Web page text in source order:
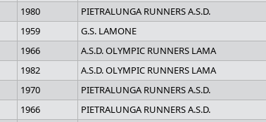
1980 PIETRALUNGA RUNNERS A.S.D.
1959 G.S. LAMONE
1966 A.S.D. OLYMPIC RUNNERS LAMA
1982 A.S.D. OLYMPIC RUNNERS LAMA
1970 PIETRALUNGA RUNNERS A.S.D.
1966 PIETRALUNGA RUNNERS A.S.D.